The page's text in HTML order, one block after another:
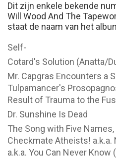
Dit zijn enkele bekende
Will Wood And The
staat de naam van het
Self-
Cotard's Solution (Anatta/
Mr. Capgras Encounters a
Tulpamancer's
Result of Trauma to the
Dr. Sunshine Is Dead
The Song with Five Names,
Checkmate Atheists!
a.k.a. You Can Never Know